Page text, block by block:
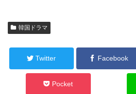
韓国ドラマ
Twitter Facebook
Pocket